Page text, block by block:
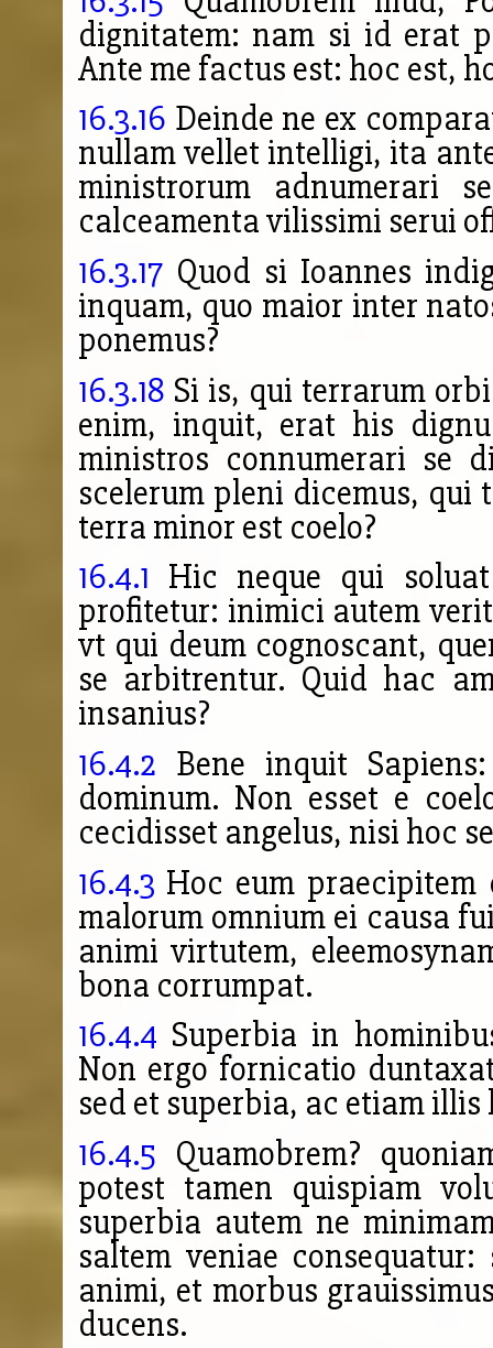
dignitatem: nam si id erat
Ante me factus est: hoc est,
16.3.16 Deinde ne ex
nullam vellet intelligi, ita
ministrorum adnumerari
calceamenta vilissimi serui
16.3.17Quod si Ioannes
inquam, quo maior inter
ponemus?
16.3.18 Si is, qui terrarum
enim, inquit, erat his
ministros connumerari se
scelerum pleni dicemus, qui
terra minor est coelo?
16.4.1 Hic neque qui
profitetur: inimici autem
vt qui deum cognoscant,
se arbitrentur. Quid hac
insanius?
16.4.2 Bene inquit
dominum. Non esset e
cecidisset angelus, nisi hoc
16.4.3 Hoc eum
malorum omnium ei causa
animi virtutem,
bona corrumpat.
16.4.4 Superbia in
Non ergo fornicatio
sed et superbia, ac etiam illis
16.4.5 Quamobrem?
potest tamen quispiam
superbia autem ne
saltem veniae
animi, et morbus
ducens.